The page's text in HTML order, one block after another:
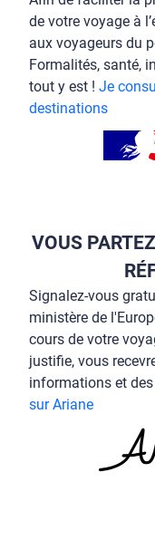
de votre voyage à
aux voyageurs du
Formalités, santé,
tout y est ! Je
destinations
VOUS
Signalez-vous
ministère de
cours de votre
justifie, vous
informations et
sur Ariane